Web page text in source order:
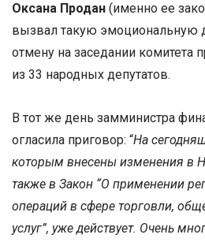
Оксана Продан (именно ее
вызвал такую эмоциональную
отмену на заседании комитета
из 33 народных депутатов.
В тот же день замминистра
огласила приговор: “На
которым внесены изменения в
также в Закон “О применении
операций в сфере торговли,
услуг”, уже действует. Очень